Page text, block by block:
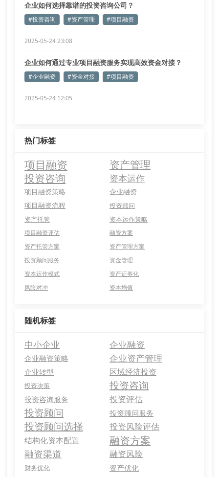
企业如何选择靠谱的投资咨询公司？
#投资咨询 #资产管理 #项目融资
2025-05-24 23:08
企业如何通过专业项目融资服务实现高效资金对接？
#企业融资 #资金对接 #项目融资
2025-05-24 12:05
热门标签
项目融资 资产管理
投资咨询 资本运作
项目融资策略
企业融资
项目融资流程
投资顾问
资产托管
资本运作策略
项目融资评估
融资方案
资产托管方案
资产管理方案
投资顾问服务
资金管理
资本运作模式
资产证券化
风险对冲
资本增值
随机标签
中小企业 企业融资
企业融资策略 企业资产管理
企业转型 区域经济投资
投资决策 投资咨询
投资咨询服务 投资评估
投资顾问 投资顾问服务
投资顾问选择 投资风险评估
结构化资本配置 融资方案
融资渠道 融资风险
财务优化 资产优化